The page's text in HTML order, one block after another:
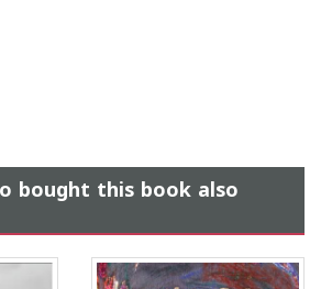
bought this book also